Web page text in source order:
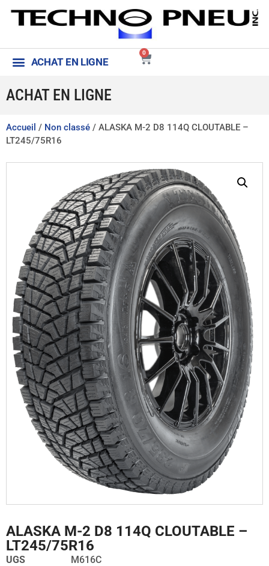
0
ACHAT EN LIGNE
ACHAT EN LIGNE
Accueil / Non classé / ALASKA M-2 D8 114Q CLOUTABLE –
LT245/75R16
ALASKA M-2 D8 114Q CLOUTABLE –
LT245/75R16
UGS
M616C